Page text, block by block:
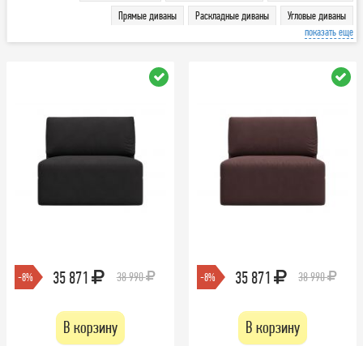
Прямые диваны
Раскладные диваны
Угловые диваны
показать еще
-8% 35 871 38 990
В корзину
-8% 35 871 38 990
В корзину